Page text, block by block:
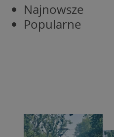
Najnowsze
Popularne